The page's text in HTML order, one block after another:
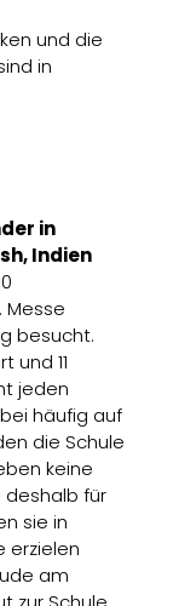
und die
in
in
Indien
Messe
besucht.
und 11
jeden
häufig auf
die Schule
keine
für
sie in
erzielen
am